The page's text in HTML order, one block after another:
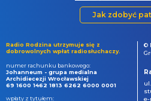
Jak zdobyć
Radio Rodzina utrzymuje się z
dobrowolnych wpłat radiosłuchaczy.
numer rachunku bankowego:
Johanneum - grupa medialna
Archidiecezji Wrocławskiej
69 1600 1462 1813 6262 6000 0001
wpłaty z tytułem:
©
e-